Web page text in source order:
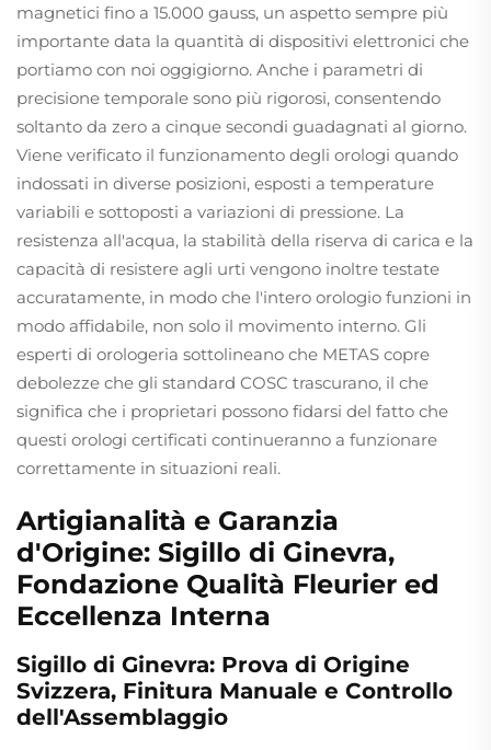
magnetici fino a 15.000 gauss, un aspetto sempre più
importante data la quantità di dispositivi elettronici che
portiamo con noi oggigiorno. Anche i parametri di
precisione temporale sono più rigorosi, consentendo
soltanto da zero a cinque secondi guadagnati al giorno.
Viene verificato il funzionamento degli orologi quando
indossati in diverse posizioni, esposti a temperature
variabili e sottoposti a variazioni di pressione. La
resistenza all'acqua, la stabilità della riserva di carica e la
capacità di resistere agli urti vengono inoltre testate
accuratamente, in modo che l'intero orologio funzioni in
modo affidabile, non solo il movimento interno. Gli
esperti di orologeria sottolineano che METAS copre
debolezze che gli standard COSC trascurano, il che
significa che i proprietari possono fidarsi del fatto che
questi orologi certificati continueranno a funzionare
correttamente in situazioni reali.
Artigianalità e Garanzia
d'Origine: Sigillo di Ginevra,
Fondazione Qualità Fleurier ed
Eccellenza Interna
Sigillo di Ginevra: Prova di Origine
Svizzera, Finitura Manuale e Controllo
dell'Assemblaggio